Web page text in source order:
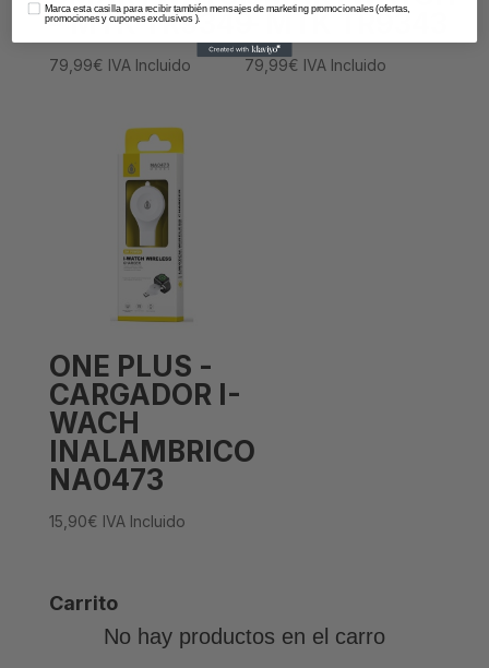
– MTK TR9349
79,99€ IVA Incluido
– MTK TR9343
79,99€ IVA Incluido
ONE PLUS -
CARGADOR I-
WACH
INALAMBRICO
NA0473
15,90€ IVA Incluido
Carrito
No hay productos en el carro
Marca esta casilla para recibir también mensajes de marketing promocionales (ofertas,
promociones y cupones exclusivos ).